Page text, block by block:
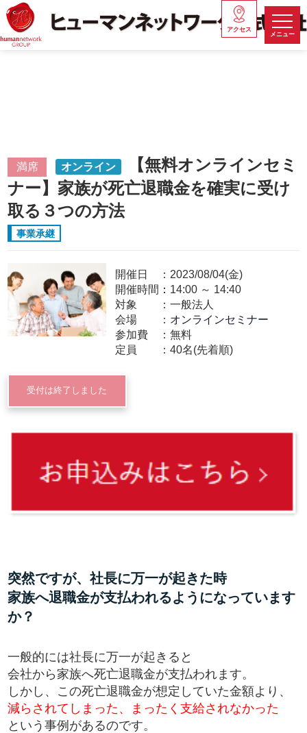
メニュー
アクセス
満席 オンライン
【無料オンラインセミ
ナー】家族が死亡退職金を確実に受け
取る３つの方法
事業承継
開催日
2023/08/04(金)
開催時間： 14:00～ 14:40
対象
一般法人
会場
オンラインセミナー
参加費
無料
定員
40名(先着順)
受付は終了しました
突然ですが、社長に万一が起きた時
家族へ退職金が支払われるようになっています
か？
一般的には社長に万一が起きると
会社から家族へ死亡退職金が支払われます。
しかし、この死亡退職金が想定していた金額より、
減らされてしまった、まったく支給されなかった
という事例があるのです。